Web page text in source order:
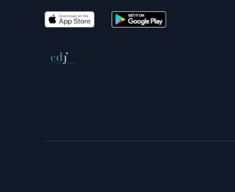
App Store Google Play
Conseil de déontologie journalistique